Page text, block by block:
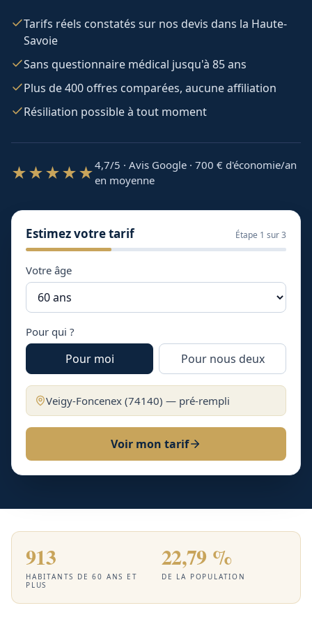
Tarifs réels constatés sur nos devis dans la Haute-
Savoie
Sans questionnaire médical jusqu'à 85 ans
Plus de 400 offres comparées, aucune affiliation
Résiliation possible à tout moment
★★★★★4,7/5 · Avis Google · 700 € d'économie/an
en moyenne
Estimez votre tarif Étape 1 sur 3
Votre âge
Pour qui ?
Pour moi Pour nous deux
Veigy-Foncenex (74140) — pré-rempli
Voir mon tarif
913
HABITANTS DE 60 ANS ET
PLUS
22,79 %
DE LA POPULATION